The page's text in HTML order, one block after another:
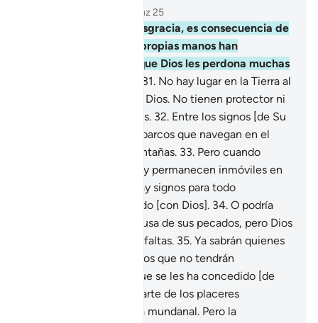
Capítulo 42, Página 486, Juz 25
Si los aflige una desgracia, es consecuencia de
[los pecados] que sus propias manos han
cometido, a pesar de que Dios les perdona muchas
31. No hay lugar en la Tierra al
que puedan escapar de Dios. No tienen protector ni
socorredor fuera de Dios. 32. Entre los signos [de Su
misericordia] están los barcos que navegan en el
mar, grandes como montañas. 33. Pero cuando
quiere, calma el viento y permanecen inmóviles en
la superficie. En esto hay signos para todo
perseverante, agradecido [con Dios]. 34. O podría
hacerlos naufragar a causa de sus pecados, pero Dios
perdona muchas de las faltas. 35. Ya sabrán quienes
disputan sobre Mis signos que no tendrán
Lo que se les ha concedido [de
bienes materiales] es parte de los placeres
transitorios de esta vida mundanal. Pero la